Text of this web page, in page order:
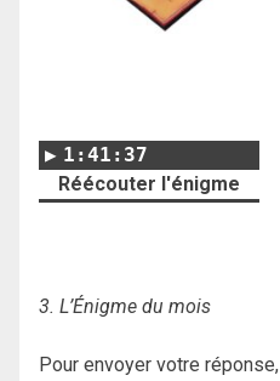
1:41:37
Réécouter l'énigme
3. L’Énigme du mois
Pour envoyer votre réponse,